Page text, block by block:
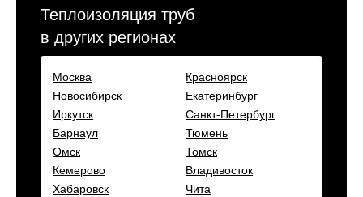
Теплоизоляция труб
в других регионах
Москва
Красноярск
Новосибирск
Екатеринбург
Иркутск
Санкт-Петербург
Барнаул
Тюмень
Омск
Томск
Кемерово
Владивосток
Хабаровск
Чита